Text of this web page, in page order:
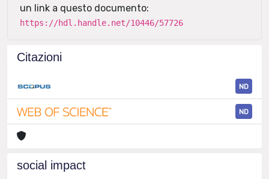
un link a questo documento:
https://hdl.handle.net/10446/57726
Citazioni
ND
ND
social impact